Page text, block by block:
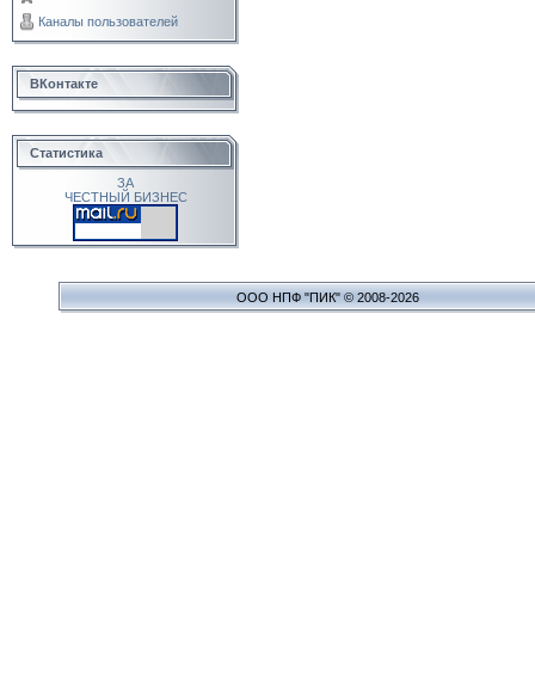
Каналы пользователей
ВКонтакте
Статистика
ЗА
ЧЕСТНЫЙ БИЗНЕС
ООО НПФ "ПИК" © 2008-2026